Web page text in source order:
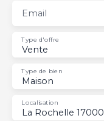
Email
Vente
Type d'offre
Maison
Type de bien
La Rochelle 17000
Localisation